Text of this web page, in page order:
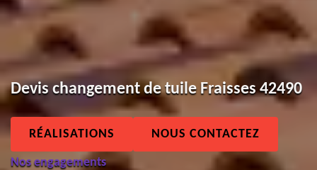
Devis changement de tuile Fraisses 42490
RÉALISATIONS NOUS CONTACTEZ
Nos engagements